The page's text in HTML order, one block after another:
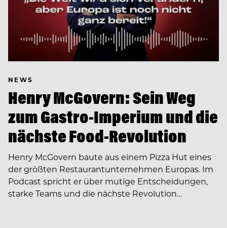
NEWS
Henry McGovern: Sein Weg
zum Gastro-Imperium und die
nächste Food-Revolution
Henry McGovern baute aus einem Pizza Hut eines
der größten Restaurantunternehmen Europas. Im
Podcast spricht er über mutige Entscheidungen,
starke Teams und die nächste Revolution…